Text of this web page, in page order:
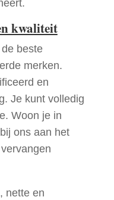
kwaliteit
beste
merken.
en
Je kunt volledig
Woon je in
ons aan het
nette en